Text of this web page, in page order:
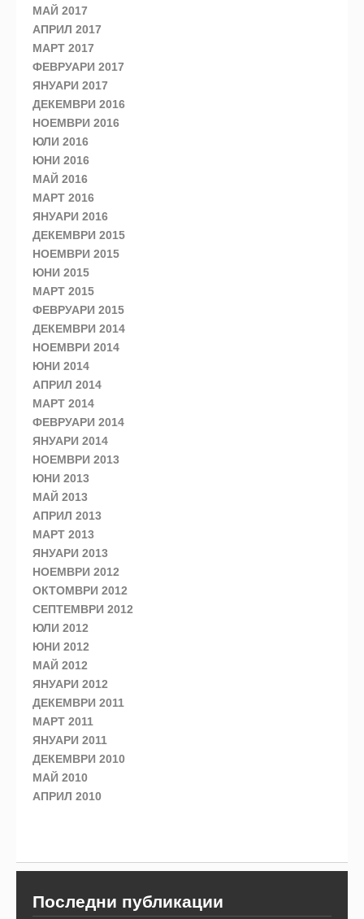
МАЙ 2017
АПРИЛ 2017
МАРТ 2017
ФЕВРУАРИ 2017
ЯНУАРИ 2017
ДЕКЕМВРИ 2016
НОЕМВРИ 2016
ЮЛИ 2016
ЮНИ 2016
МАЙ 2016
МАРТ 2016
ЯНУАРИ 2016
ДЕКЕМВРИ 2015
НОЕМВРИ 2015
ЮНИ 2015
МАРТ 2015
ФЕВРУАРИ 2015
ДЕКЕМВРИ 2014
НОЕМВРИ 2014
ЮНИ 2014
АПРИЛ 2014
МАРТ 2014
ФЕВРУАРИ 2014
ЯНУАРИ 2014
НОЕМВРИ 2013
ЮНИ 2013
МАЙ 2013
АПРИЛ 2013
МАРТ 2013
ЯНУАРИ 2013
НОЕМВРИ 2012
ОКТОМВРИ 2012
СЕПТЕМВРИ 2012
ЮЛИ 2012
ЮНИ 2012
МАЙ 2012
ЯНУАРИ 2012
ДЕКЕМВРИ 2011
МАРТ 2011
ЯНУАРИ 2011
ДЕКЕМВРИ 2010
МАЙ 2010
АПРИЛ 2010
Последни публикации